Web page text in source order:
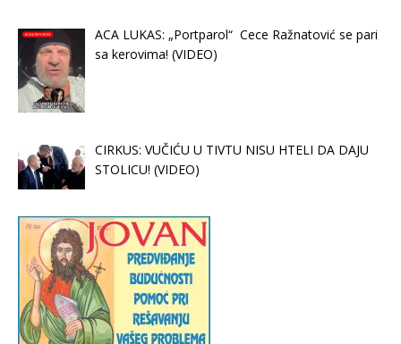
ACA LUKAS: „Portparol“ Cece Ražnatović se pari
sa kerovima! (VIDEO)
CIRKUS: VUČIĆU U TIVTU NISU HTELI DA DAJU
STOLICU! (VIDEO)